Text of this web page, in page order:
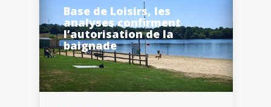
Base de Loisirs, les
analyses confirment
l’autorisation de la
baignade